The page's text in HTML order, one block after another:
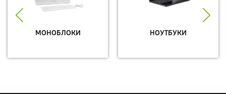
МОНОБЛОКИ НОУТБУКИ